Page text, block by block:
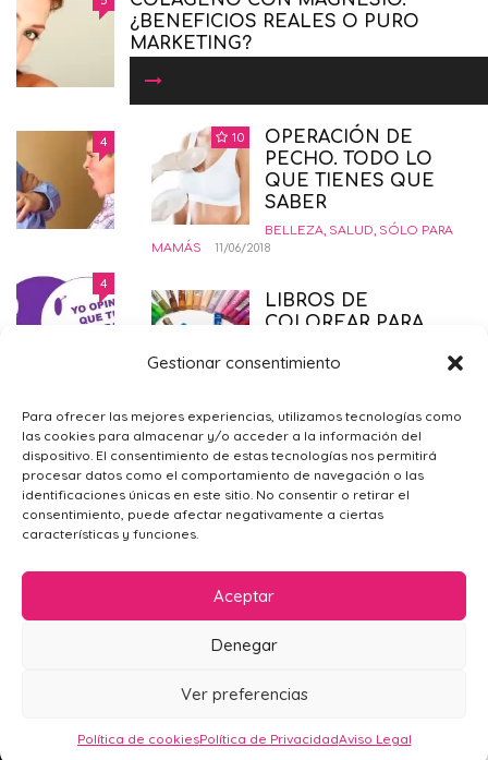
Gestionar consentimiento
Para ofrecer las mejores experiencias, utilizamos tecnologías como
las cookies para almacenar y/o acceder a la información del
dispositivo. El consentimiento de estas tecnologías nos permitirá
procesar datos como el comportamiento de navegación o las
identificaciones únicas en este sitio. No consentir o retirar el
consentimiento, puede afectar negativamente a ciertas
características y funciones.
Aceptar
Denegar
Ver preferencias
Política de cookiesPolítica de PrivacidadAviso Legal
10
OPERACIÓN DE
PECHO. TODO LO
QUE TIENES QUE
SABER
BELLEZA, SALUD, SÓLO PARA
MAMÁS
11/06/2018
LIBROS DE
COLOREAR PARA
TERAPIA ANTIESTRES
PSICOLOGÍA GENERAL,PSICOLOGÍA-
EDUCACIÓN
SÓLO PARA MAMÁS 01/12/2014
VAGINOSIS
BACTERIANA. LA
INFECCIÓN
SALUD,SÓLO PARA
19/11/2017
ESTUDIAR EN EL
PSICOLOGÍA-
¿BENEFICIOS REALES O PURO
MARKETING?
4
COMÓ CRIAR NIÑOS
INSORPOTABLES. LA GUÍA
DEFINITIVA.
EDUCANDO CON AMOR
12/02/2015
4
SEGURO Y GRATUITO
4 ¿POR QUÉ ME SIENTO TRISTE?
PSICOLOGÍA GENERAL,SÓLO PARA
MAMÁS
09/02/2016
POLÍTICA DE COOKIES (UE)
Mamá en Apuros 2024